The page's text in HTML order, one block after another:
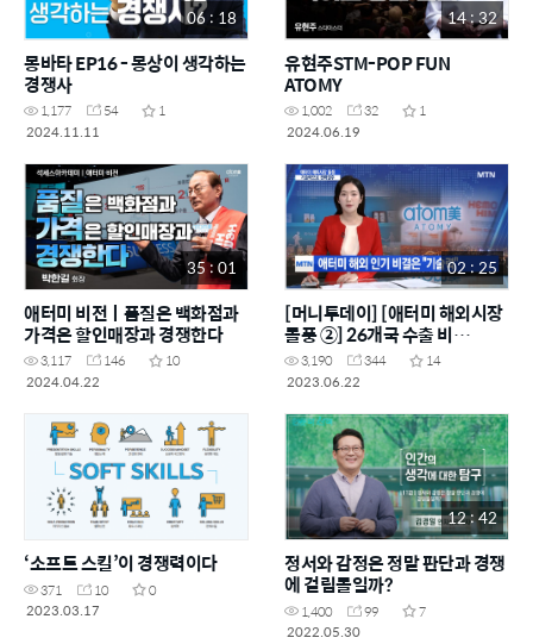
06 : 18
몽바타 EP16 - 몽상이 생각하는
경쟁사
1,177 54
1
2024.11.11
14 : 32
유현주STM-POP FUN
ATOMY
1,002 32
1
2024.06.19
35 : 01
애터미 비전ㅣ품질은 백화점과
가격은 할인매장과 경쟁한다
3,117 146
10
2024.04.22
02 : 25
[머니투데이] [애터미 해외시장
돌풍 ②] 26개국 수출 비
결…"글로벌 기술 경쟁력"
3,190 344
14
2023.06.22
‘소프트 스킬’이 경쟁력이다
371 10
0
2023.03.17
12 : 42
정서와 감정은 정말 판단과 경쟁
에 걸림돌일까?
1,400 99
7
2022.05.30